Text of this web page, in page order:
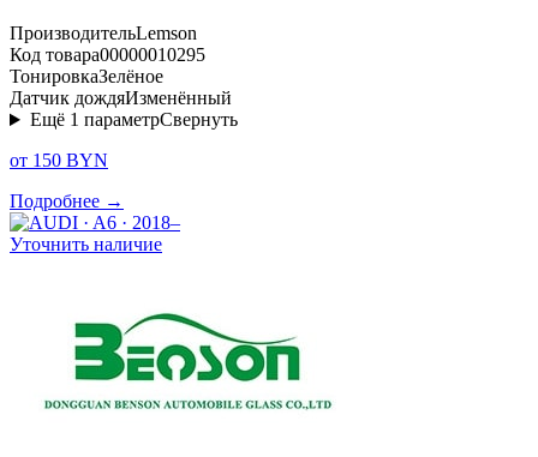
ПроизводительLemson
Код товара00000010295
ТонировкаЗелёное
Датчик дождяИзменённый
Ещё 1 параметрСвернуть
от 150 BYN
Подробнее →
Уточнить наличие